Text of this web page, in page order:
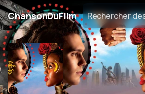
ChansonDuFilm․